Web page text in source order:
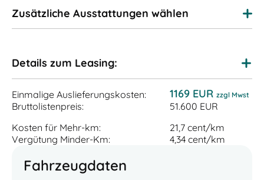
Fahrzeugdaten
Zusätzliche Ausstattungen wählen
Details zum Leasing:
Einmalige Auslieferungskosten: 1169 EUR zzgl Mwst
Bruttolistenpreis:
51.600 EUR
Kosten für Mehr-km:
21,7 cent/km
Vergütung Minder-Km:
4,34 cent/km